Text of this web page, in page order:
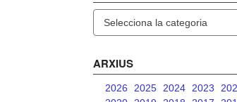
ARXIUS
2026 2025 2024 2023